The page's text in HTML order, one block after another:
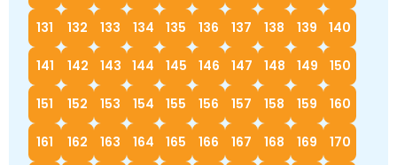
131 132 133 134 135 136 137 138 139 140
141 142 143 144 145 146 147 148 149 150
151 152 153 154 155 156 157 158 159 160
161 162 163 164 165 166 167 168 169 170